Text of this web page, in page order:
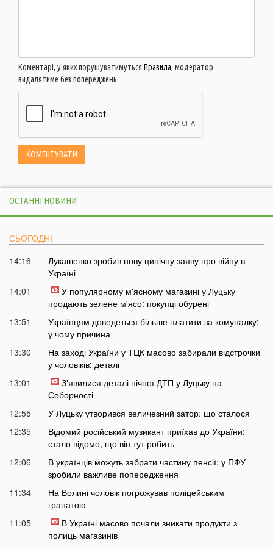
Коментарі, у яких порушуватимуться Правила, модератор
видалятиме без попереджень.
ОСТАННІ НОВИНИ
СЬОГОДНІ
14:16
Лукашенко зробив нову цинічну заяву про війну в
Україні
14:01
У популярному м'ясному магазині у Луцьку
продають зелене м'ясо: покупці обурені
13:51
Українцям доведеться більше платити за комуналку:
у чому причина
13:30
На заході України у ТЦК масово забирали відстрочки
у чоловіків: деталі
13:01
Зʼявилися деталі нічної ДТП у Луцьку на
Соборності
12:55
У Луцьку утворився величезний затор: що сталося
12:35
Відомий російський музикант приїхав до України:
стало відомо, що він тут робить
12:06
В українців можуть забрати частину пенсії: у ПФУ
зробили важливе попередження
11:34
На Волині чоловік погрожував поліцейським
гранатою
11:05
В Україні масово почали зникати продукти з
полиць магазинів